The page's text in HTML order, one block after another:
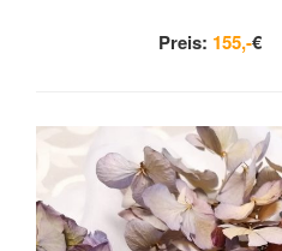
Preis: 155,-€